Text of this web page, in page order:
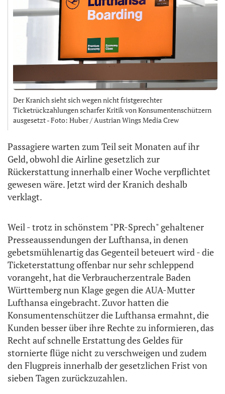
Der Kranich sieht sich wegen nicht fristgerechter
Ticketrückzahlungen scharfer Kritik von Konsumentenschützern
ausgesetzt - Foto: Huber / Austrian Wings Media Crew
Passagiere warten zum Teil seit Monaten auf ihr
Geld, obwohl die Airline gesetzlich zur
Rückerstattung innerhalb einer Woche verpflichtet
gewesen wäre. Jetzt wird der Kranich deshalb
verklagt.
Weil - trotz in schönstem "PR-Sprech" gehaltener
Presseaussendungen der Lufthansa, in denen
gebetsmühlenartig das Gegenteil beteuert wird - die
Ticketerstattung offenbar nur sehr schleppend
vorangeht, hat die Verbraucherzentrale Baden
Württemberg nun Klage gegen die AUA-Mutter
Lufthansa eingebracht. Zuvor hatten die
Konsumentenschützer die Lufthansa ermahnt, die
Kunden besser über ihre Rechte zu informieren, das
Recht auf schnelle Erstattung des Geldes für
stornierte flüge nicht zu verschweigen und zudem
den Flugpreis innerhalb der gesetzlichen Frist von
sieben Tagen zurückzuzahlen.